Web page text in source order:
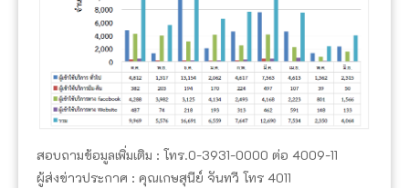
สอบถามข้อมูลเพิ่มเติม : โทร.0-3931-0000 ต่อ 4009-11
ผู้ส่งข่าวประกาศ : คุณเกษสุนีย์ จันทวี โทร 4011